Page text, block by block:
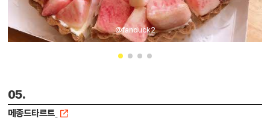
@fanduck2
05.
메종드타르트